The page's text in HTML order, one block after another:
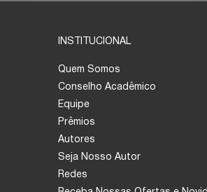
INSTITUCIONAL
Quem Somos
Conselho Acadêmico
Equipe
Prêmios
Autores
Seja Nosso Autor
Redes